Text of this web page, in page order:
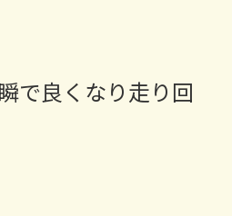
で良くなり走り回